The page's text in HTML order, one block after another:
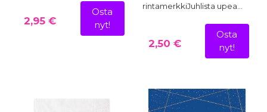
2,95 €
Osta
nyt!
rintamerkkiJuhlista upea…
2,50 €
Osta
nyt!